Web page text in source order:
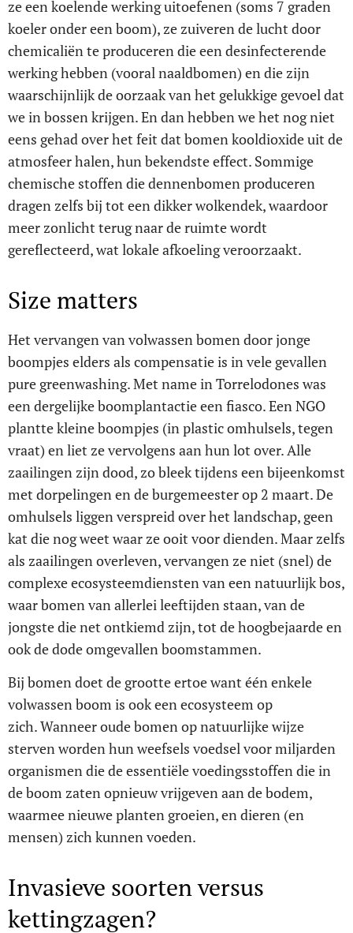
ze een koelende werking uitoefenen (soms 7 graden
koeler onder een boom), ze zuiveren de lucht door
chemicaliën te produceren die een desinfecterende
werking hebben (vooral naaldbomen) en die zijn
waarschijnlijk de oorzaak van het gelukkige gevoel dat
we in bossen krijgen. En dan hebben we het nog niet
eens gehad over het feit dat bomen kooldioxide uit de
atmosfeer halen, hun bekendste effect. Sommige
chemische stoffen die dennenbomen produceren
dragen zelfs bij tot een dikker wolkendek, waardoor
meer zonlicht terug naar de ruimte wordt
gereflecteerd, wat lokale afkoeling veroorzaakt.
Size matters
Het vervangen van volwassen bomen door jonge
boompjes elders als compensatie is in vele gevallen
pure greenwashing. Met name in Torrelodones was
een dergelijke boomplantactie een fiasco. Een NGO
plantte kleine boompjes (in plastic omhulsels, tegen
vraat) en liet ze vervolgens aan hun lot over. Alle
zaailingen zijn dood, zo bleek tijdens een bijeenkomst
met dorpelingen en de burgemeester op 2 maart. De
omhulsels liggen verspreid over het landschap, geen
kat die nog weet waar ze ooit voor dienden. Maar zelfs
als zaailingen overleven, vervangen ze niet (snel) de
complexe ecosysteemdiensten van een natuurlijk bos,
waar bomen van allerlei leeftijden staan, van de
jongste die net ontkiemd zijn, tot de hoogbejaarde en
ook de dode omgevallen boomstammen.
Bij bomen doet de grootte ertoe want één enkele
volwassen boom is ook een ecosysteem op
zich. Wanneer oude bomen op natuurlijke wijze
sterven worden hun weefsels voedsel voor miljarden
organismen die de essentiële voedingsstoffen die in
de boom zaten opnieuw vrijgeven aan de bodem,
waarmee nieuwe planten groeien, en dieren (en
mensen) zich kunnen voeden.
Invasieve soorten versus
kettingzagen?